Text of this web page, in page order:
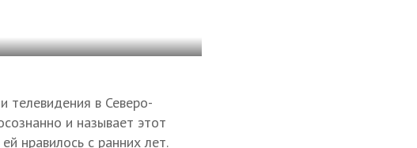
телевидения в Северо-
и называет этот
нравилось с ранних лет.